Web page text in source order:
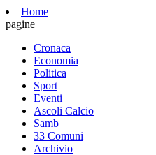
Home
pagine
Cronaca
Economia
Politica
Sport
Eventi
Ascoli Calcio
Samb
33 Comuni
Archivio